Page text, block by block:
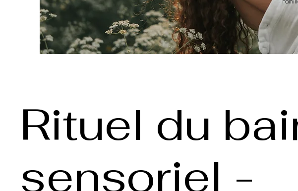
Rituel du
sensoriel -